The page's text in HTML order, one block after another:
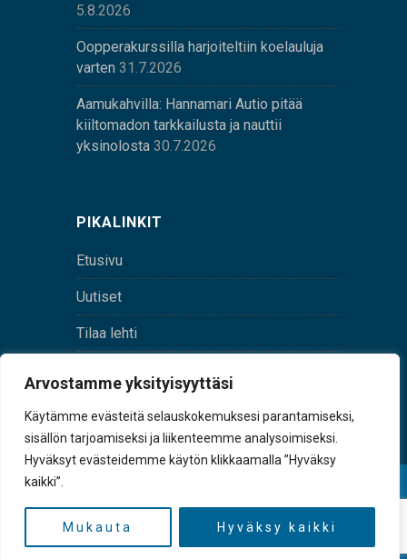
Arvostamme yksityisyyttäsi
Käytämme evästeitä selauskokemuksesi parantamiseksi,
sisällön tarjoamiseksi ja liikenteemme analysoimiseksi.
Hyväksyt evästeidemme käytön klikkaamalla ”Hyväksy
kaikki”.
Mukauta Hyväksy kaikki
5.8.2026
Oopperakurssilla harjoiteltiin koelauluja
varten 31.7.2026
Aamukahvilla: Hannamari Autio pitää
kiiltomadon tarkkailusta ja nauttii
yksinolosta 30.7.2026
PIKALINKIT
Etusivu
Uutiset
Tilaa lehti
tunnus 0167229-8
TAKAISIN YLÖS